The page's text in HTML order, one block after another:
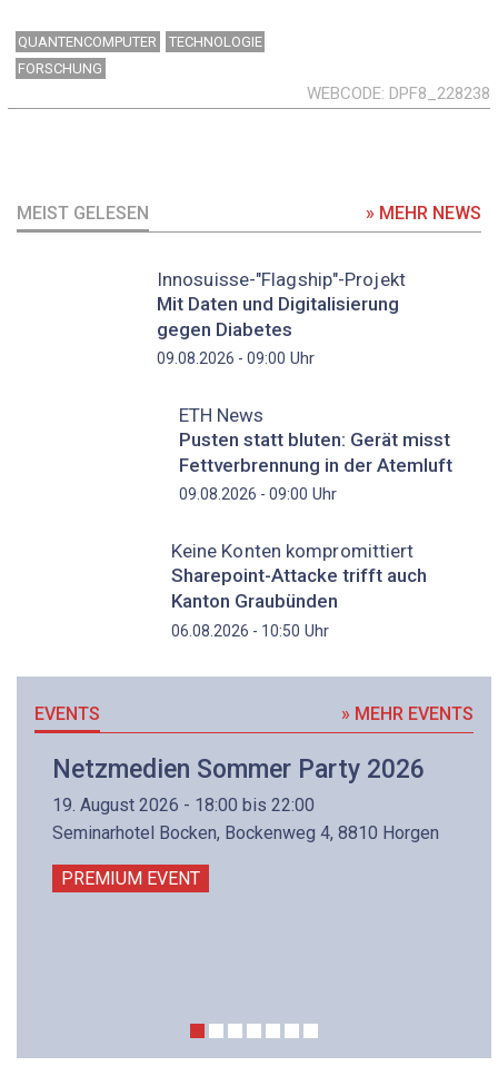
QUANTENCOMPUTER
TECHNOLOGIE
FORSCHUNG
WEBCODE DPF8_228238
MEIST GELESEN » MEHR NEWS
Innosuisse-"Flagship"-Projekt
Mit Daten und Digitalisierung
gegen Diabetes
09.08.2026 - 09:00 Uhr
ETH News
Pusten statt bluten: Gerät misst
Fettverbrennung in der Atemluft
09.08.2026 - 09:00 Uhr
Keine Konten kompromittiert
Sharepoint-Attacke trifft auch
Kanton Graubünden
06.08.2026 - 10:50 Uhr
EVENTS » MEHR EVENTS
Netzmedien Sommer Party 2026
19. August 2026 - 18:00 bis 22:00
Seminarhotel Bocken, Bockenweg 4, 8810 Horgen
PREMIUM EVENT